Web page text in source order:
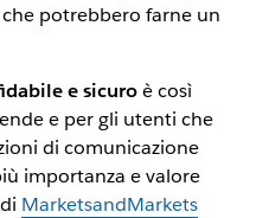
potrebbero farne un
e sicuroè così
e per gli utenti che
di comunicazione
importanza e valore
MarketsandMarkets